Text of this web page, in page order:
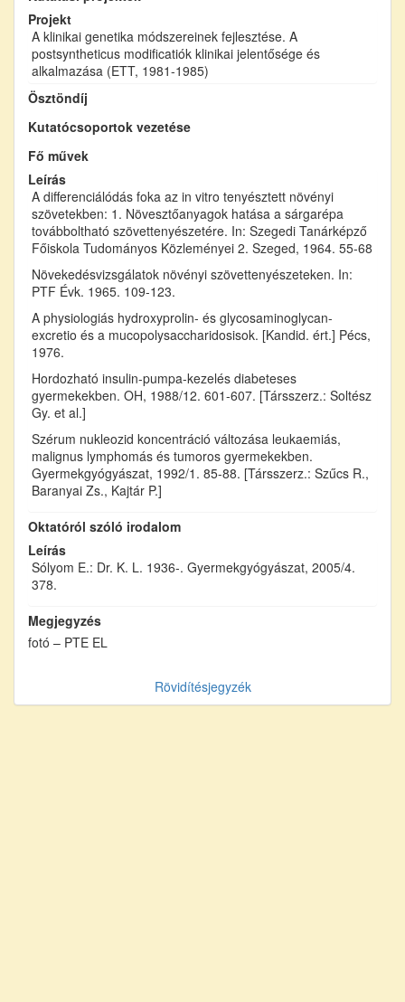
Projekt
A klinikai genetika módszereinek fejlesztése. A
postsyntheticus modificatiók klinikai jelentősége és
alkalmazása (ETT, 1981-1985)
Ösztöndíj
Kutatócsoportok vezetése
Fő művek
Leírás
A differenciálódás foka az in vitro tenyésztett növényi
szövetekben: 1. Növesztőanyagok hatása a sárgarépa
továbboltható szövettenyészetére. In: Szegedi Tanárképző
Főiskola Tudományos Közleményei 2. Szeged, 1964. 55-68
Növekedésvizsgálatok növényi szövettenyészeteken. In:
PTF Évk. 1965. 109-123.
A physiologiás hydroxyprolin- és glycosaminoglycan-
excretio és a mucopolysaccharidosisok. [Kandid. ért.] Pécs,
1976.
Hordozható insulin-pumpa-kezelés diabeteses
gyermekekben. OH, 1988/12. 601-607. [Társszerz.: Soltész
Gy. et al.]
Szérum nukleozid koncentráció változása leukaemiás,
malignus lymphomás és tumoros gyermekekben.
Gyermekgyógyászat, 1992/1. 85-88. [Társszerz.: Szűcs R.,
Baranyai Zs., Kajtár P.]
Oktatóról szóló irodalom
Leírás
Sólyom E.: Dr. K. L. 1936-. Gyermekgyógyászat, 2005/4.
378.
Megjegyzés
fotó – PTE EL
Rövidítésjegyzék